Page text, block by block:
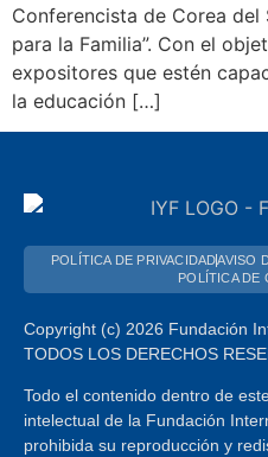
Conferencista de Corea del
para la Familia”. Con el
expositores que estén
la educación […]
POLÍTICA DE PRIVACIDADAVISO
POLÍTICA DE
Copyright (c) 2026 Fundación
TODOS LOS DERECHOS
Todo el contenido dentro de
intelectual de la Fundación
prohibida su reproducción y